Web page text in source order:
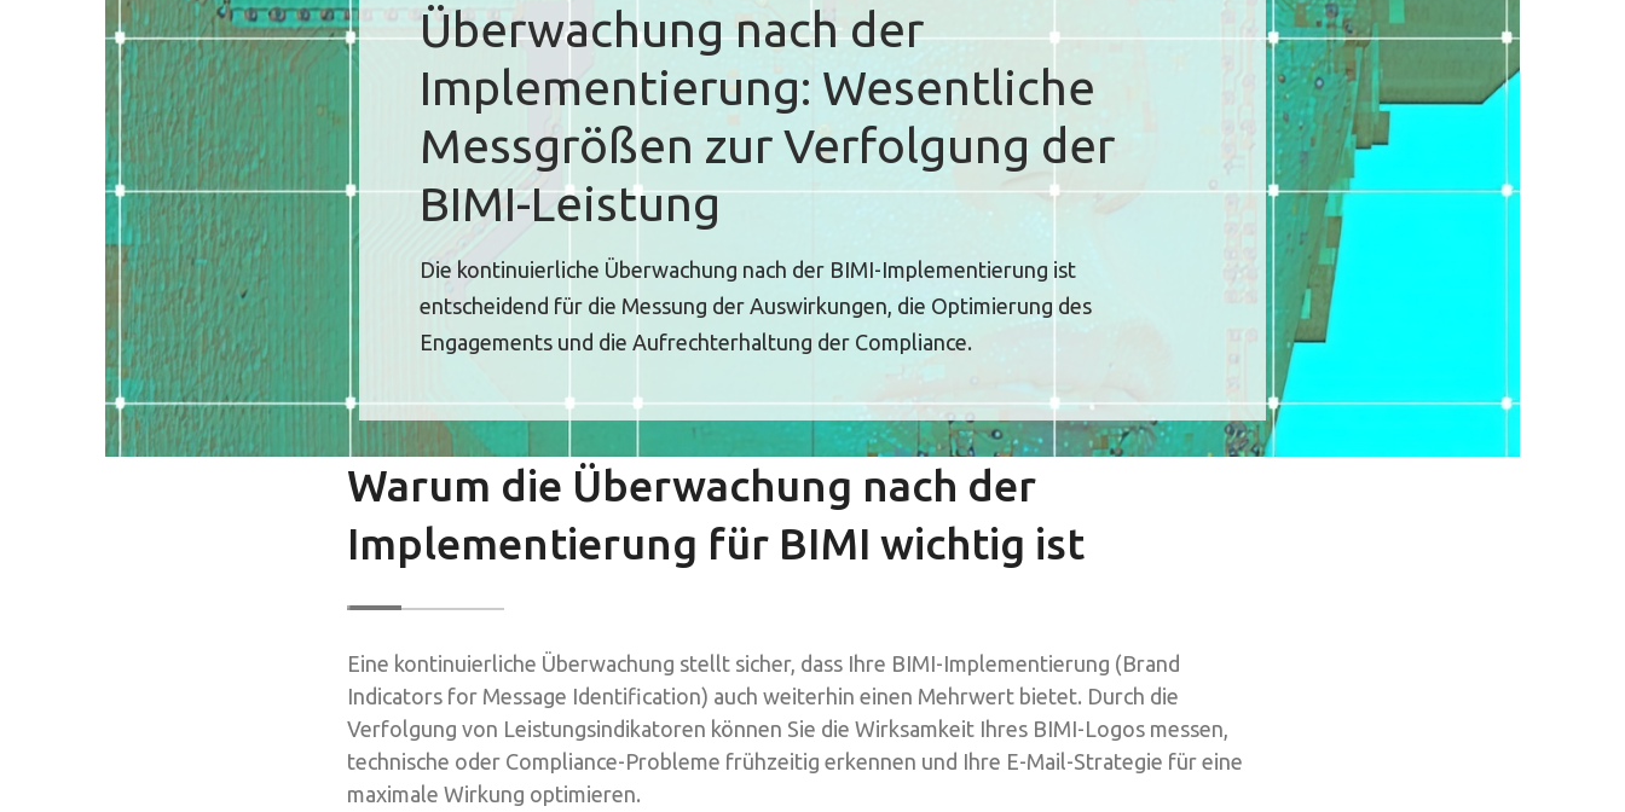
Überwachung nach der
Implementierung: Wesentliche
Messgrößen zur Verfolgung der
BIMI-Leistung
Die kontinuierliche Überwachung nach der BIMI-Implementierung ist
entscheidend für die Messung der Auswirkungen, die Optimierung des
Engagements und die Aufrechterhaltung der Compliance.
Warum die Überwachung nach der
Implementierung für BIMI wichtig ist
Eine kontinuierliche Überwachung stellt sicher, dass Ihre BIMI-Implementierung (Brand
Indicators for Message Identification) auch weiterhin einen Mehrwert bietet. Durch die
Verfolgung von Leistungsindikatoren können Sie die Wirksamkeit Ihres BIMI-Logos messen,
technische oder Compliance-Probleme frühzeitig erkennen und Ihre E-Mail-Strategie für eine
maximale Wirkung optimieren.